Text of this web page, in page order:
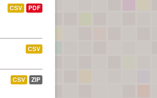
CSV PDF
CSV
CSV ZIP